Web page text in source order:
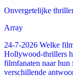
Onvergetelijke
Array
24-7-2026 Welke
Hollywood-thrillers
filmfanaten naar hun
verschillende